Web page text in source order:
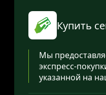
Купить
Мы
экспресс-
указанной на